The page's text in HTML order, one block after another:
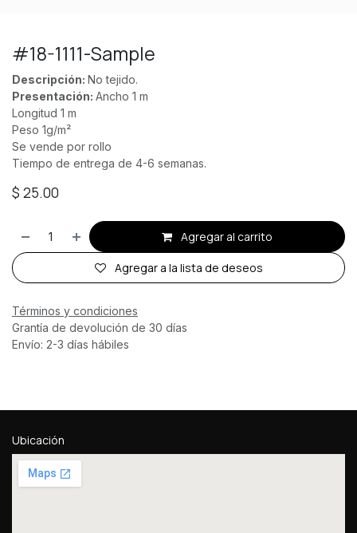
#18-1111-Sample
Descripción: No tejido.
Presentación: Ancho 1 m
Longitud 1 m
Peso 1g/m²
Se vende por rollo
Tiempo de entrega de 4-6 semanas.
$ 25.00
Agregar al carrito
Agregar a la lista de deseos
Términos y condiciones
Grantía de devolución de 30 días
Envío: 2-3 días hábiles
Ubicación